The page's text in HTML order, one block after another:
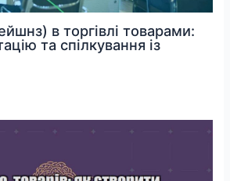
в торгівлі товарами:
та спілкування із